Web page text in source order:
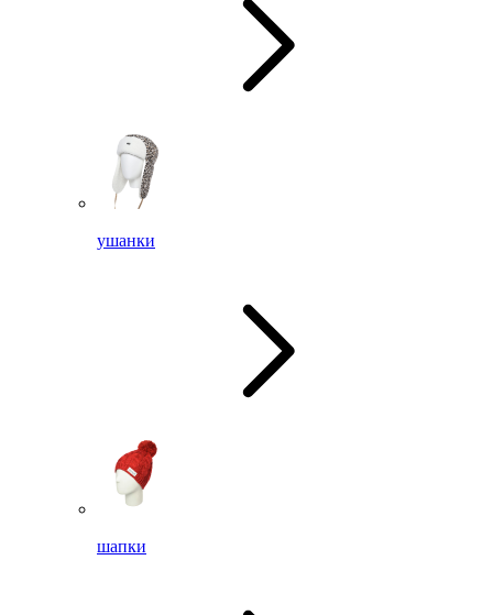
ушанки
шапки